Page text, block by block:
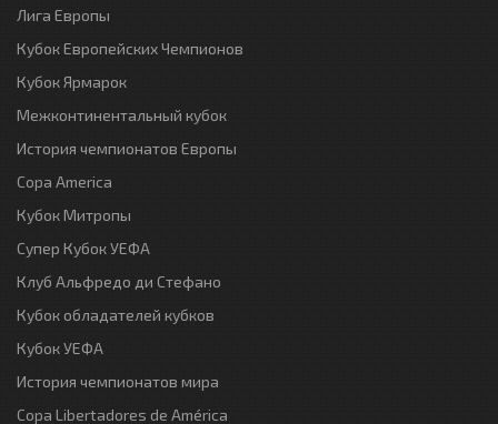
Лига Европы
Кубок Европейских Чемпионов
Кубок Ярмарок
Межконтинентальный кубок
История чемпионатов Европы
Copa America
Кубок Митропы
Супер Кубок УЕФА
Клуб Альфредо ди Стефано
Кубок обладателей кубков
Кубок УЕФА
История чемпионатов мира
Copa Libertadores de América